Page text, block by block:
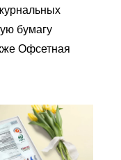
бумагу
Офсетная